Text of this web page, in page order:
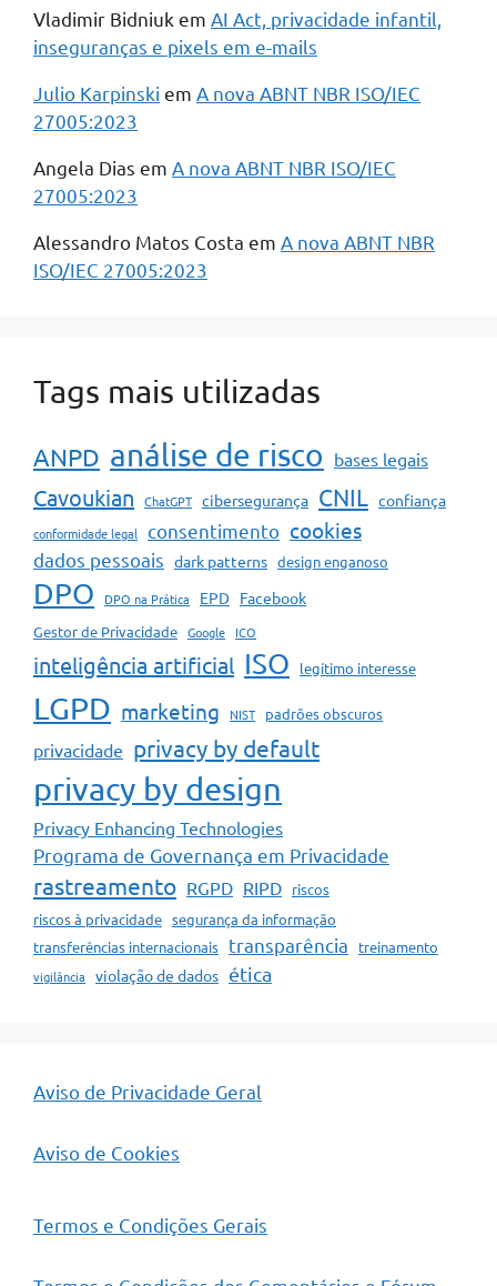
Vladimir Bidniuk em AI Act, privacidade infantil,
inseguranças e pixels em e-mails
Julio Karpinski em A nova ABNT NBR ISO/IEC
27005:2023
Angela Dias em A nova ABNT NBR ISO/IEC
27005:2023
Alessandro Matos Costa em A nova ABNT NBR
ISO/IEC 27005:2023
Tags mais utilizadas
ANPD análise de risco bases legais
Cavoukian ChatGPT cibersegurança CNIL confiança
conformidade legal consentimento cookies
dados pessoais dark patterns design enganoso
DPO DPO na Prática EPD Facebook
Gestor de Privacidade Google ICO
inteligência artificial ISO legítimo interesse
LGPD marketing NIST padrões obscuros
privacidade privacy by default
privacy by design
Privacy Enhancing Technologies
Programa de Governança em Privacidade
rastreamento RGPD RIPD riscos
riscos à privacidade segurança da informação
transferências internacionais transparência treinamento
vigilância violação de dados ética
Aviso de Privacidade Geral
Aviso de Cookies
Termos e Condições Gerais